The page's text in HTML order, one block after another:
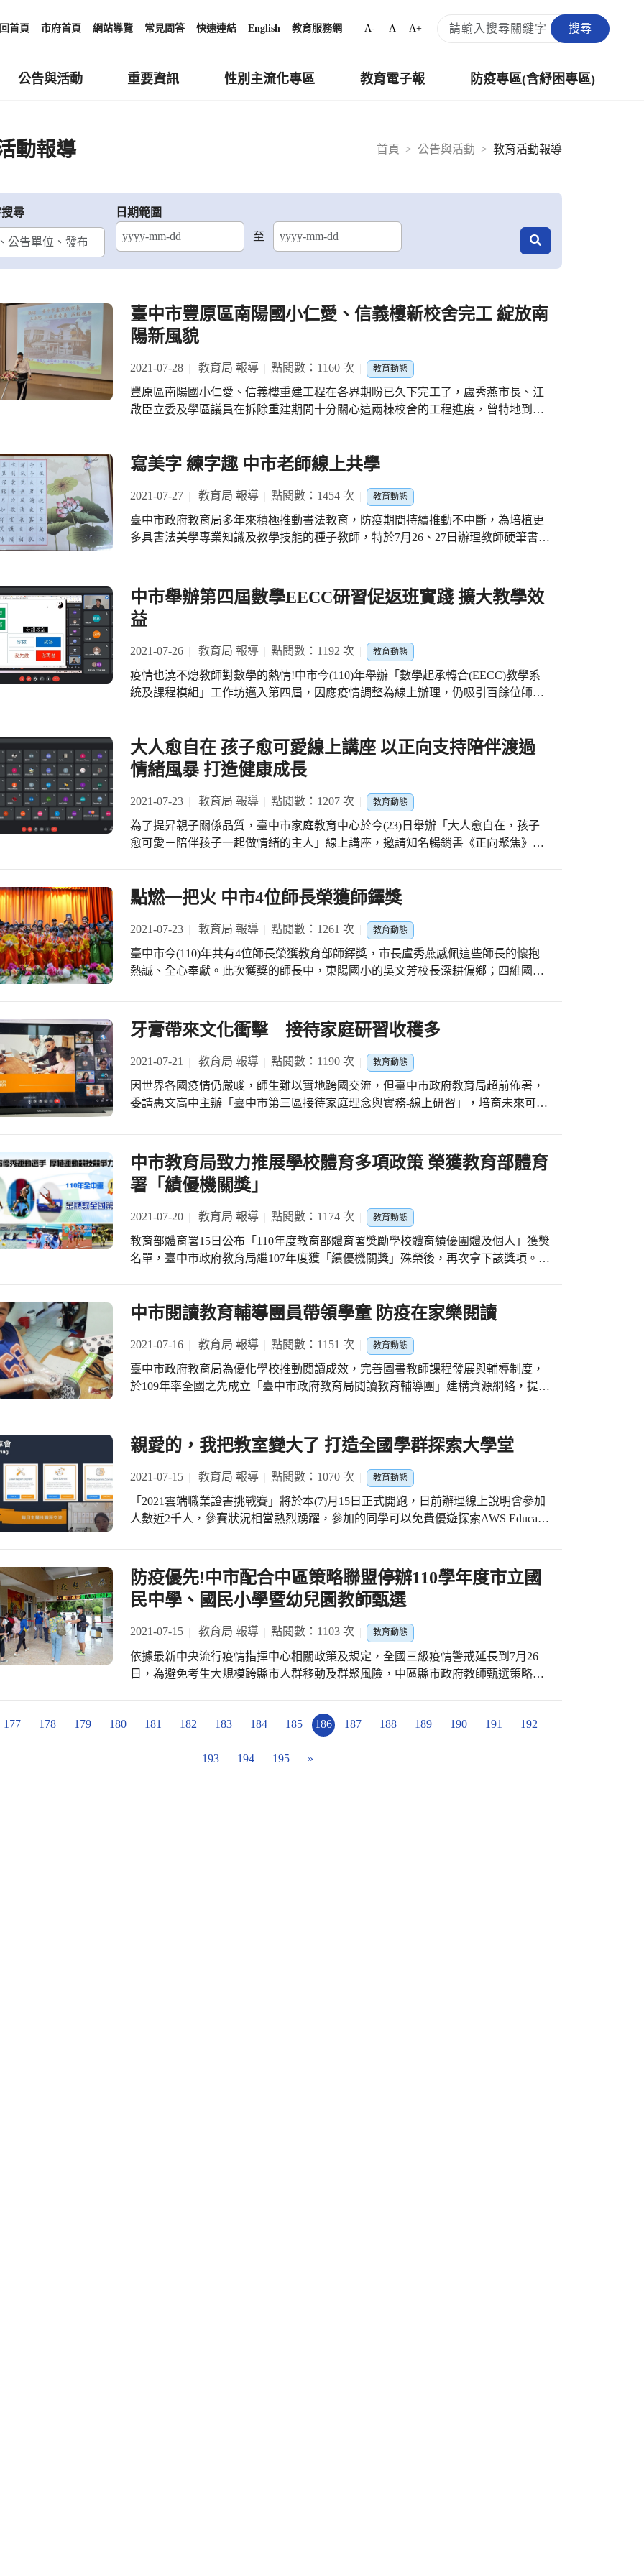
回首頁 市府首頁 網站導覽 常見問答 快速連結 English 教育服務網 A- A A+ 搜尋
公告與活動 重要資訊 性別主流化專區 教育電子報 防疫專區(含紓困專區)
首頁 公告與活動 教育活動報導
動報導
尋
日期範圍
至
結束日期
臺中市豐原區南陽國小仁愛、信義樓新校舍完工 綻放南
陽新風貌
2021-07-28 教育局 報導 點閱數：1160 次 教育動態
豐原區南陽國小仁愛、信義樓重建工程在各界期盼已久下完工了，盧秀燕市長、江
啟臣立委及學區議員在拆除重建期間十分關心這兩棟校舍的工程進度，曾特地到學
建工程總經費1億469萬元，由教育部補助240萬元，其餘經費1億229萬元由市府籌
委、張瀞分議員、教育局長楊振昇陪同下再度視察仁愛、信義樓完工後的現況，盧
市長表示，南陽國小是全市班級數最多學校，國小部含幼兒園及補校目前有111班，
在校長及教職員工努力下各項教育工作都有優異成果。今日仁愛樓、信義樓工程完
即全額補助1,461萬元給南陽國小增購及充實階梯教室、圖書室的設備，也補助經費
120萬元改善校門周邊環境，另再補助經費480萬元進行操場跑道整修。隨著工程的
室打造宛如一座圖書森林滿室飄滿書香、階梯教室設備完善宛如電影院、校門口經
過整修後讓校園門面煥然一新，南陽國小從原本老舊的校園環境蛻變成嶄新優質的
校園，從這裡再再的兌現她照顧學童提供優質教育環境的最重要政見。另外和平樓
招標作業。 教育局楊振昇局長指出，南陽國小仁愛、信義樓重建校舍完工後可以看
到當初的規劃設計理念，以曲面量體開放空間串聯，運用外掛彩色樓梯，晀望整個
校園，打開封閉感的校園空間，並帶入地方特色「葫蘆」，使校園整體充滿活力的
陽之心」為重點，針對原有校舍缺點提出四大設計重點：重塑校園線條、銜接校園
開放空間、創造校園開放核心及流暢趣味的校舍動線。 楊朝銘校長表示，南陽國小
隨著仁愛樓、信義樓工程、階梯教室及圖書室設備及具有歷史意義的老舊校門周邊
南陽國小的重視並補助相關經費，讓全體師生都能享受到更優質的教學設施。
寫美字 練字趣 中市老師線上共學
2021-07-27 教育局 報導 點閱數：1454 次 教育動態
臺中市政府教育局多年來積極推動書法教育，防疫期間持續推動不中斷，為培植更
多具書法美學專業知識及教學技能的種子教師，特於7月26、27日辦理教師硬筆書法
法教學資源中心」持續不斷為教師們辦理增能研習，尤其是暑假辦理的硬筆書法教
學研習更深受教師們的青睞，連外縣市教師都慕名前來取經，今(110)年此研習活
動，於系統開放報名後35分鐘即秒殺額滿。 「書法教學資源中心」執行秘書韓紫綺
老師表示，本次2日的研習課程內容豐富扎實。首先為老師們介紹108新課綱素養導
向的寫字教學方向、國小低中高三個年段的課程目標差異、學生常見的學習問題及
解決方式；另藉由教學影片介紹指導低年級學生學習寫硬筆書法的重點。除此，還
邀請教學實務經驗豐富的講師分享實施硬筆教學的經驗，並帶領教師欣賞獲「110
學資源中心」特別準備豐富的獎品，並用心設計了摸彩、猜猜樂互動性活動，藉由
有趣、多元的課程安排，鼓勵教育夥伴們遠距線上來共學，一起寫美字、練字趣，
共同分享文字書寫帶來的愉悅與感動，體現新課綱「自發、互動、共好」的目標。
教育局長楊振昇表示，「好的教學，才會有好的學習」（Good Learning from Good
Teaching）。「互動」能吸引注意力，也是有效線上學習的利器。期望藉由此次硬
筆書法教學研習活動傳遞文字的美感與溫度給教育夥伴們，亦期盼臺中市的老師們
一同將書法藝術教育向下扎根，啟發孩子心中的藝術種子、激發藝術潛能，培育更
中市舉辦第四屆數學EECC研習促返班實踐 擴大教學效
益
2021-07-26 教育局 報導 點閱數：1192 次 教育動態
疫情也澆不熄教師對數學的熱情!中市今(110)年舉辦「數學起承轉合(EECC)教學系
統及課程模組」工作坊邁入第四屆，因應疫情調整為線上辦理，仍吸引百餘位師長
重視「學習數學」的本質，有效啟動系統性學習思維。本屆工作坊將著重於引領教
師實踐，配合計畫實際入班參與，希望吹起臺中市數學教育的進化風潮，加速教學
的轉化與發展。 本次工作坊的主軸藉專家引導數學理論與實務，啟發參與夥伴的反
思與分享，期許教師重視學生的認知發展，安排「起」(投入，Engagement)、「承」
(豐富知識，Enrichment)、「轉」(領悟，Comprehension)、「合」(壓縮，
Compression)的「教學節奏」，提升孩子的注意力和學習動機，陪伴孩子經歷求知－
經驗、覺察、理解的過程，以涵養自學能力。教學過程中，將模擬孩童經歷先賢發
展工作坊的實質效益，今年數學領域國小輔導小組預計邀請有意願攜手前行的老
學，並鼓勵更多師長觀摩及共同研討。輔導小組召集人西屯區永安國小陳靜姿校長
表示，進一步的協作、進一步的討論，都是希望將工作坊的知識更有效地帶進第一
教學現場，也更能發揮與檢驗工作坊的辦理成效，甚至及時針對老師們有疑慮的地
如：國民教育輔導團、教專地方輔導群、揪團共學平臺等，廣泛地提供在地教師所
需的各種專業發展環境，不但希望積極孕育優質師資，也鼓勵在地深耕。 單打獨鬥
的時代已經過去，團隊互助才能永續長存，透過教學設計與實作、素養教案分享、
評量趨勢分析，相信藉由教師們互助互利的風潮，能建立自發、互動、共好的精進
團隊，將適性的教學策略實踐於課程教學中，也讓眾多學子獲得學習所需的養分，
勇於探索與邁向自己的人生旅途，締造生生不息的循環。
大人愈自在 孩子愈可愛線上講座 以正向支持陪伴渡過
情緒風暴 打造健康成長
2021-07-23 教育局 報導 點閱數：1207 次 教育動態
為了提昇親子關係品質，臺中市家庭教育中心於今(23)日舉辦「大人愈自在，孩子
愈可愛－陪伴孩子一起做情緒的主人」線上講座，邀請知名暢銷書《正向聚焦》作
的日常練習，使家長能更自在、更嫻熟的陪伴子女從失控情緒脫困。 臺中市家庭教
市民認識自己的情緒，進而覺察及接納別人的情緒，增進家庭關係的和諧。青少年
的情緒起伏往往讓家長頭疼，家長也常因管教與孩子發生衝突，家裡育有青春期孩
子的曾小姐表示：「女兒講話很衝，有如刺蝟，每講幾句就擺臭臉，很難對話！疫
孩子也因為缺乏同儕的陪伴，長時間待在家中與家長相處，而焦躁難安、情緒高
緒，用自在和穩定的情緒狀態互動，才能幫助孩子穩定失控的情緒。家長更要時常
把眼光放在正向、積極的焦點上，以「肯定的言語」讚賞孩子的努力，提供孩子正
向成長的力量，因為過度的焦慮和指責只會換得青少年子女的疏遠。家長對孩子行
教育局表示，疫情期間希望家長不只工作步調改變，親子相處方式也要有所調整，
鼓勵家長在防疫生活中為孩子尋找樂趣，如手做廚藝DIY、觀賞及分享電影等，把
握難得的親子時光，與孩子一起創造美好的回憶，也避免將工作壓力帶入親子相處
點燃一把火 中市4位師長榮獲師鐸獎
2021-07-23 教育局 報導 點閱數：1261 次 教育動態
臺中市今(110)年共有4位師長榮獲教育部師鐸獎，市長盧秀燕感佩這些師長的懷抱
熱誠、全心奉獻。此次獲獎的師長中，東陽國小的吳文芳校長深耕偏鄉；四維國小
習。 東陽國小吳文芳校長長年於偏鄉學校耕耘，亦翻轉百年老校，為偏鄉的孩子設
計書法、雙語、獨輪車等多項特色課程，並且推動品德教育，以「誠」領導學校，
讓該校榮獲教育部品德特色學校、臺中市友善校園特優學校與亮點學校等殊榮。 四
維國小黃圓媛校長自102年起，連續8年推動「站在巨人的肩膀看世界～向典範學品
德」課程，整合閱讀、國際、生命、藝術與人文等教育，結合社會資源至臺南市樹
人國小，進行壽司飛行公益活動，共享課程及資源助偏鄉，創新校務經營。 臺中高
調人才培育。沈主任表示：「老師要當學生的貴人，牽引他走一條不一定平坦，但
是有未來的路」。 惠明盲校教師羅綉靜從不放棄給特殊教育學生機會，秉持學生現
在不能，不代表以後不能的信念，善用學生的特質，運用可觸知符號客製化的引領
視聽雙障、多障生溝通與學習，並嘗試多感官方式教學，營造正向教學氣氛，讓學
的師長，同時感謝每位在教育工作崗位積極投入的師長。每一位付出的老師，都是
為學生們生命中的貴人。
牙膏帶來文化衝擊 接待家庭研習收穫多
2021-07-21 教育局 報導 點閱數：1190 次 教育動態
因世界各國疫情仍嚴峻，師生難以實地跨國交流，但臺中市政府教育局超前佈署，
委請惠文高中主辦「臺中市第三區接待家庭理念與實務-線上研習」，培育未來可擔
小閔柏惠主任、光明國中李國禎老師及惠文高中蔡淇華主任以親身的經歷，來說明
東西方文化的衝突和擔任接待家庭的注意事項。 Amanda老師表示，臺灣屬於
「高語境文化」國家，講話會比較婉轉，然而歐美國家大多屬於「低語境文化」國
家，在交際時，信息透過直白的語言，環境傳遞的暗示信息較少。反觀「高語境文
化」國家交流時，常需揣摩別人的表情，所以網路的表情貼圖就起源於亞洲。他以
他和臺灣老公的對話情境為例，當老公需要新的牙膏時，他會說：「老婆，牙膏用
完了。」他會回話說：「你講話為何要拐彎抹角？為何不直接說你要新牙膏？」講
解到文化的差異。 Amanda老師深入淺出的講解，幫助參加研習的九十幾位老
「接待家庭職責與認知」，上石國小閔柏惠主任、光明國中李國禎老師及惠文高中
蔡淇華主任，分享國小、國小中及高中的接待家庭實務。 孫瑜謙教授曾接待來自多
國的學生，學生離開後，也和他保持聯繫，蔡淇華主任指出，文化間的差異很大，
愉快，參與的老師都覺得收穫滿滿，也在會後，熱情發問及要求更多資料分享。
盟第三區召集學校，因應國際教育2.0在2020年5月份開跑，日後將辦理更多增能的
研習。也期待在邊境解封後，各校能夠開發出適合各校的接待家庭課程，讓臺灣的
學校及接待家庭成為臺灣國民外交的先鋒。 臺中市政府教育局近年積極推廣國際教
化差異、接待家庭實務以及所需注意的交流細節，在疫情洪流衝擊的當下，持續搭
建國際交流的橋樑。此外臺中市政府也持續辦理雲端英語學堂計畫，參加的高中職
學生在家便能與外師線上英語口說，落實防疫不停學。有意願者(臺中市限高中職學
生)請於本(110年)7月23日(五)前，至對應協辦學校報名表單完成報名(詳分區報名
表)。 教育局楊振昇局長表示，雖然原有的國際互訪因疫情而被迫暫緩，但許多學校
轉以視訊方式，持續與國外學校交流，疫情的衝擊是危機也是轉機。未來教育局也
將持續規劃相關計畫，持續培養「立足臺中，放眼國際」的世界公民，不因疫情攔
中市教育局致力推展學校體育多項政策 榮獲教育部體育
署「績優機關獎」
2021-07-20 教育局 報導 點閱數：1174 次 教育動態
教育部體育署15日公布「110年度教育部體育署獎勵學校體育績優團體及個人」獲獎
名單，臺中市政府教育局繼107年度獲「績優機關獎」殊榮後，再次拿下該獎項。同
連霸佳績獲得「運動教練獎」，展現中市致力推動學校體育豐碩成果。 臺中市政府
爭力」及「改善運動環境設施」為三大主要推動方向，透過健全的預算編列制度與
程序，以致力普及校園運動風氣、提升學校體育教學效能、積極培訓優秀運動選
手、完善學校體育設施設備、強化學校體育經費等5項具體策略，有效推動中市學校
培訓獎助金等獎(補)助措施，全方位打造優秀運動選手培育環境，並且在110年全國
示，逐年穩健編列預算經費協助學校更新整建老舊跑道、整建運動場地、改善校園
遊戲器材、建立樂活運動站，並推動校園延長開放時間政策，提供民眾運動休閒的
友善空間，營造宜居環境、促進市民健康。未來教育局將持續推動學校體育發展相
為學校體育扎根，讓各級學校成為本市邁向「運動城市，健康之都」的最佳支點。
中市閱讀教育輔導團員帶領學童 防疫在家樂閱讀
2021-07-16 教育局 報導 點閱數：1151 次 教育動態
臺中市政府教育局為優化學校推動閱讀成效，完善圖書教師課程發展與輔導制度，
於109年率全國之先成立「臺中市政府教育局閱讀教育輔導團」建構資源網絡，提供
(http://elearning.st.tc.edu.tw/online_read.php)閱讀不輟，團員們更紛紛自製線上閱讀課
程，持續提升小朋友們的閱讀力。 烏日區九德國小廖英秀老師，結合美食與閱讀，
設計跨領域閱讀課程，首先帶領學生閱讀食譜類的說明文及與美食有關的少年小
說，再教導學生利用家中的現有食材製作讀本裡的美食，讓學生在防疫期間不僅透
過閱讀學會生活自理，同時也讓閱讀成為家人的「好食光」。九德國小的董同學表
示：「英秀老師帶我們閱讀《少年廚俠》，故事精采刺激，讀完書後還利用書中情
用，真是一堂難忘的「閱讀好食光」。臺中市太平區宜欣國小劉怡伶老師引導學生
理解與辨認說明文的類型、重點與寫法，並理解生活中需知道的買賣契約知識。 外
埔區外埔國小柳禎佑老師及南屯區黎明國小吳佳靜老師則結合電子書與臺中市的線
上閱讀認證系統，指導孩童善用公共圖書館的數位資源，讓閱讀全年不打烊。南區
樹義國小陳巧孟老師則是以臉書粉絲頁的直播方式帶領學童與家長閱讀各出版社新
出版的好書，讓闔家都能一同沉浸在書香裏頭。 西區中正國小劉美瑤老師指導學生
辨識真假訊息及學習網路使用禮儀，做一個有素養的數位公民。此外，她以溫馨感
憫與同理心，帶給家長與孩子們不少溫暖與撫慰的力量 教育局長楊振昇表示，疫情
時代，難免倉皇失措，但越是「疫起」，我們越要彼此一起，上下一心相互提醒，
信我們都能攜手一起度過。
親愛的，我把教室變大了 打造全國學群探索大學堂
2021-07-15 教育局 報導 點閱數：1070 次 教育動態
「2021雲端職業證書挑戰賽」將於本(7)月15日正式開跑，日前辦理線上說明會參加
人數近2千人，參賽狀況相當熱烈踴躍，參加的同學可以免費優遊探索AWS Educate
參考及產出個人專屬學習歷程檔案，同時又能和來自全國的同學競相爭取優勝，獲
得業界體驗實習機會及亞馬遜網路服務公司所舉辦之雲端人才培訓營隊。 臺中高
工、逢甲大學、AWS亞馬遜網路服務公司在教育部國教署與臺中市政府教育局的指
導下，共同舉辦了AWS雲端職業挑戰賽，由淺入深的雲端課程規劃讓學生在停課不
停學的情況下，慢慢了解雲端在各行各業的實際應用，在學齡階段就能熟悉雲端數
位學習，為未來就業扎根。長達四個月的競賽期間，賽事整合多方資源，以講座、
諮詢服務、企業專題影片等多元形式，啟發學生在競賽過程中的創意與靈感。 臺中
性學習課程，致力提供師生體驗新興科技的場域空間，並推廣至偏鄉學校，縮小城
部地區推廣中心主題特色為智慧製造，打造智慧機械實驗教室及虛擬實境體驗教
防疫優先!中市配合中區策略聯盟停辦110學年度市立國
民中學、國民小學暨幼兒園教師甄選
2021-07-15 教育局 報導 點閱數：1103 次 教育動態
依據最新中央流行疫情指揮中心相關政策及規定，全國三級疫情警戒延長到7月26
日，為避免考生大規模跨縣市人群移動及群聚風險，中區縣市政府教師甄選策略聯
高度群聚染疫風險、入闈人員招募不易，且為避免人群異地流動，爰本市決定配合
益，本次初試報名開放已報名考生退費，請考生自110年7月20日起至110年7月30日
177 178 179 180 181 182 183 184 185 186 187 188 189 190 191 192
193 194 195 »